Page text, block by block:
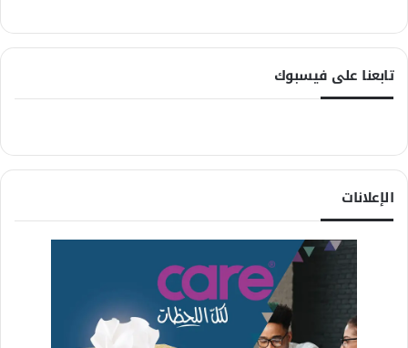
تابعنا على فيسبوك
الإعلانات